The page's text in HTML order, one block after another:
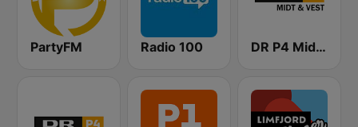
PartyFM Radio 100 DR P4 Midt & Vest